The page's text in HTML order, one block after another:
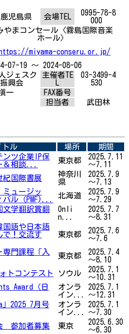
鹿児島県 会場TEL
0995-78-8
000
やまコンセール〈霧島国際音楽
ホール〉
https://miyama-conseru.or.jp/
07-19 ～ 2024-08-06
ジェスク
興会
主催者TE
03-3499-4
530
一
FAX番号
担当者
武田林
トル 場所
期間
ンツ企業IP保
＆相談...
東京都
2025.7.11
～7.11
紀国際書展
神奈川
県
2025.7.9
～7.13
ミュージッ
ル（PMF)...
北海道
2025.7.9
～7.29
文学翻訳賞翻
Onli
n...
2025.7.7
～8.31
国語や日本語
で！交流す
東京都
2025.7.6
～7.6
専門課程「入
東京都
2025.7.4
～8.10
トコンテスト
ソウル
2025.7.1
～10.31
Award（日
オンラ
イン...
2025.7.1
～12.31
」2025 7月号
オンラ
イン...
2025.7.1
～7.30
参加者募集
東京
2025.6.30
～6.30